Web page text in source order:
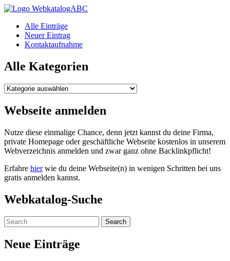
WebkatalogABC
Alle Einträge
Neuer Eintrag
Kontaktaufnahme
Alle Kategorien
Alle
Webseite anmelden
Nutze diese einmalige Chance, denn jetzt kannst du deine Firma,
private Homepage oder geschäftliche Webseite kostenlos in unserem
Webverzeichnis anmelden und zwar ganz ohne Backlinkpflicht!
Erfahre hierwie du deine Webseite(n) in wenigen Schritten bei uns
gratis anmelden kannst.
Webkatalog-Suche
Neue Einträge